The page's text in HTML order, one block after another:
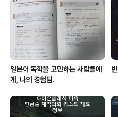
간 - 출발하기 전에 로너간 앞 키스크 설치 6.
번째 문서> 벨루스란 요새 어비스 입..
일본어 독학을 고민하는 사람들에
게, 나의 경험담.